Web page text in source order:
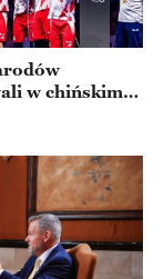
w chińskim